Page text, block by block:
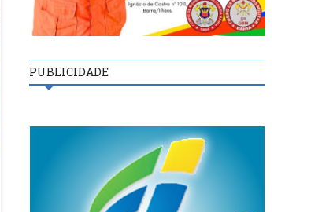
PUBLICIDADE